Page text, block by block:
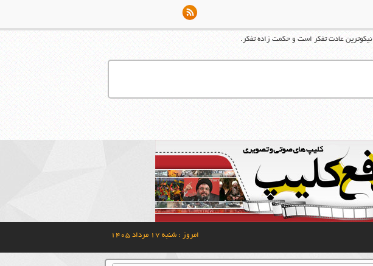
نیکوترین عادت تفکر است و حکمت زاده تفکر.
امروز : شنبه ۱۷ مرداد ۱۴۰۵